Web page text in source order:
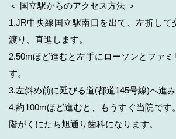
＜ 国立駅からのアクセス方法 ＞
1.JR中央線国立駅南口を出て、左折して
渡り、直進します。
2.50mほど進むと左手にローソンとファ
す。
3.左斜め前に延びる道(都道145号線)へ進み
4.約100mほど進むと、もうすぐ当院です
階がくにたち旭通り歯科になります。